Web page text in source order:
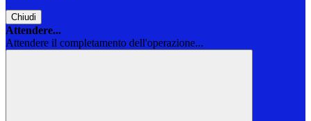
Chiudi
Attendere...
Attendere il completamento dell'operazione...